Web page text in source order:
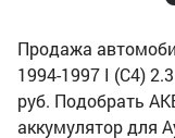
Продажа
1994-1997 I (C4)
руб. Подобрать
аккумулятор для